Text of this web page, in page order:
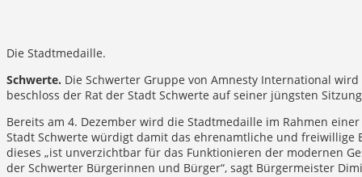
Die Stadtmedaille.
Schwerte. Die Schwerter Gruppe von Amnesty International
beschloss der Rat der Stadt Schwerte auf seiner jüngsten
Bereits am 4. Dezember wird die Stadtmedaille im Rahmen
Stadt Schwerte würdigt damit das ehrenamtliche und freiwillige
dieses „ist unverzichtbar für das Funktionieren der modernen
der Schwerter Bürgerinnen und Bürger“, sagt Bürgermeister